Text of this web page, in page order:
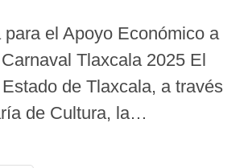
para el Apoyo Económico a
Tlaxcala 2025 El
de Tlaxcala, a través
de Cultura, la…